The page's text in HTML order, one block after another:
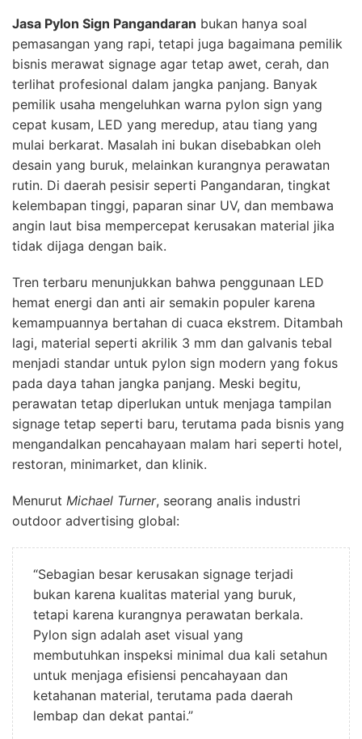
Jasa Pylon Sign Pangandaran bukan hanya soal
pemasangan yang rapi, tetapi juga bagaimana pemilik
bisnis merawat signage agar tetap awet, cerah, dan
terlihat profesional dalam jangka panjang. Banyak
pemilik usaha mengeluhkan warna pylon sign yang
cepat kusam, LED yang meredup, atau tiang yang
mulai berkarat. Masalah ini bukan disebabkan oleh
desain yang buruk, melainkan kurangnya perawatan
rutin. Di daerah pesisir seperti Pangandaran, tingkat
kelembapan tinggi, paparan sinar UV, dan membawa
angin laut bisa mempercepat kerusakan material jika
tidak dijaga dengan baik.
Tren terbaru menunjukkan bahwa penggunaan LED
hemat energi dan anti air semakin populer karena
kemampuannya bertahan di cuaca ekstrem. Ditambah
lagi, material seperti akrilik 3 mm dan galvanis tebal
menjadi standar untuk pylon sign modern yang fokus
pada daya tahan jangka panjang. Meski begitu,
perawatan tetap diperlukan untuk menjaga tampilan
signage tetap seperti baru, terutama pada bisnis yang
mengandalkan pencahayaan malam hari seperti hotel,
restoran, minimarket, dan klinik.
Menurut Michael Turner, seorang analis industri
outdoor advertising global:
“Sebagian besar kerusakan signage terjadi
bukan karena kualitas material yang buruk,
tetapi karena kurangnya perawatan berkala.
Pylon sign adalah aset visual yang
membutuhkan inspeksi minimal dua kali setahun
untuk menjaga efisiensi pencahayaan dan
ketahanan material, terutama pada daerah
lembap dan dekat pantai.”